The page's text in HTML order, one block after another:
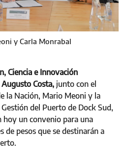
y Carla Monrabal
Ciencia e Innovación
Costa, junto con el
la Nación, Mario Meoni y la
del Puerto de Dock Sud,
un convenio para una
de pesos que se destinarán a